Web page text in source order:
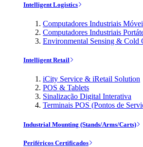
Intelligent Logistics
Computadores Industriais
Computadores Industriais
Environmental Sensing & Cold
Intelligent Retail
iCity Service & iRetail Solution
POS & Tablets
Sinalização Digital Interativa
Terminais POS (Pontos de
Industrial Mounting (Stands/Arms/Carts)
Periféricos Certificados